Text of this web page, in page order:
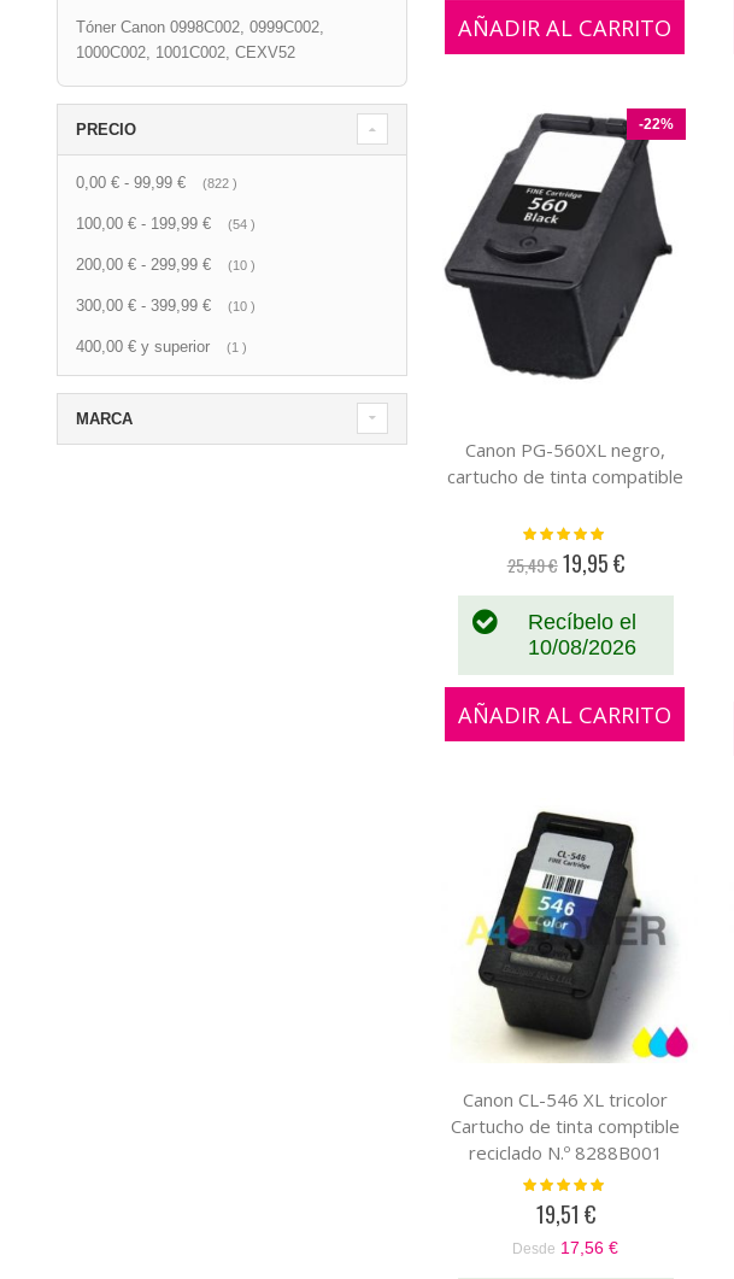
AÑADIR AL CARRITO
-22%
Canon PG-560XL negro,
cartucho de tinta compatible
Valoración:
25,49 € Precio
19,95 €
Recíbelo el
10/08/2026
AÑADIR AL CARRITO
Canon CL-546 XL tricolor
Cartucho de tinta comptible
reciclado N.º 8288B001
Valoración:
19,51 €
Desde 17,56 €
Tóner Canon 0998C002, 0999C002,
1000C002, 1001C002, CEXV52
PRECIO
0,00 € - 99,99 € 822 artículo
100,00 € - 199,99 € 54 artículo
200,00 € - 299,99 € 10 artículo
300,00 € - 399,99 € 10 artículo
400,00 € y superior 1 artículo
MARCA